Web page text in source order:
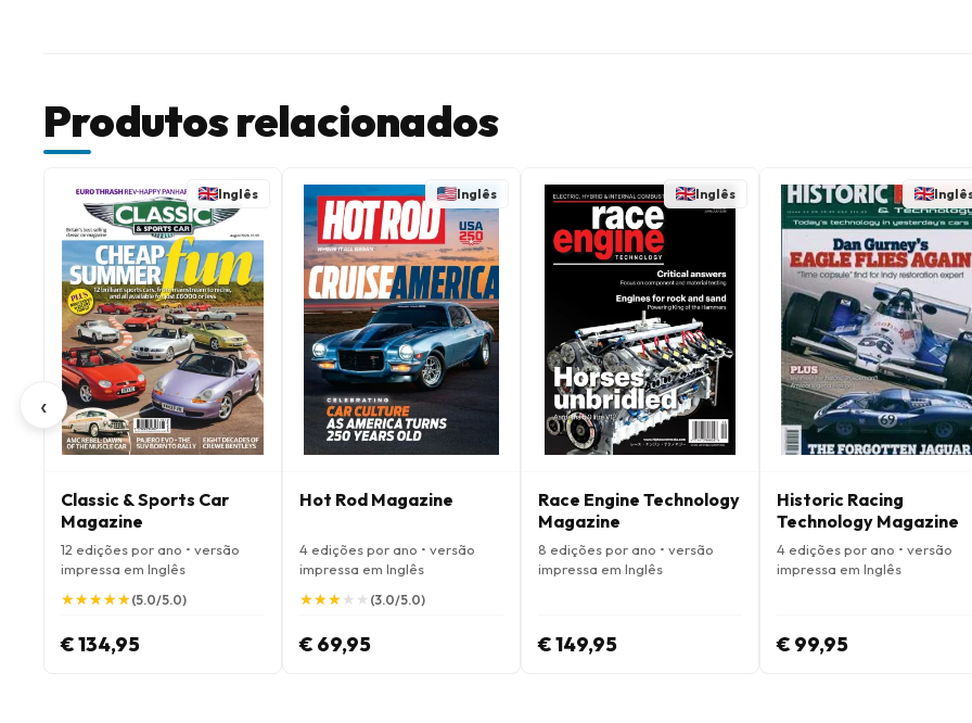
Produtos relacionados
‹
Inglês
Classic & Sports Car
Magazine
12 edições por ano • versão
impressa em Inglês
★
★★
★★
★★
★★
★(5.0/5.0)
€ 134,95
Inglês
Hot Rod Magazine
4 edições por ano • versão
impressa em Inglês
★
★★
★★
★★
★ ★
★ (3.0/5.0)
€ 69,95
Inglês
Race Engine Technology
Magazine
8 edições por ano • versão
impressa em Inglês
€ 149,95
Historic Racing
Technology Magazine
4 edições por ano • versão
impressa em Inglês
€ 99,95